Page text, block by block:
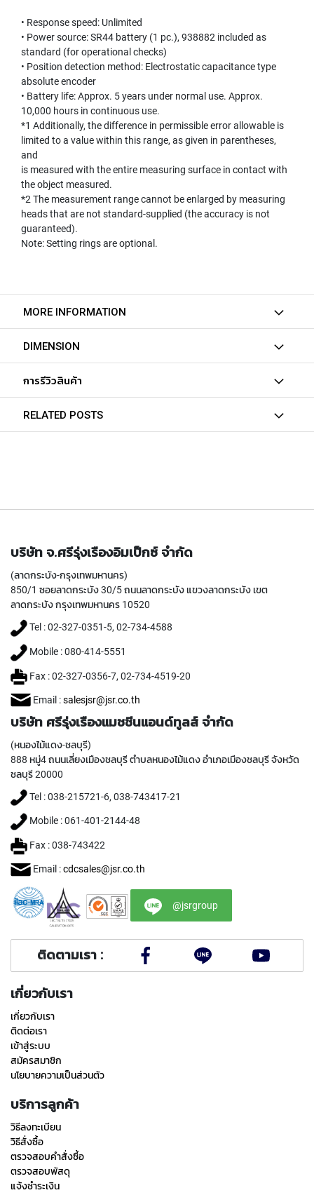
)
A
M
A
W
A
H
N
D
T
A
P
S
W
A
R
B
D
E
A
A
R
O
L
A
S
Y
A
M
A
A
S
E
C
A
L
T
R
E
A
T
P
S
S
I
M
L
I
N
S
P
E
• Response speed: Unlimited
• Power source: SR44 battery (1 pc.), 938882 included as
standard (for operational checks)
• Position detection method: Electrostatic capacitance type
absolute encoder
• Battery life: Approx. 5 years under normal use. Approx.
10,000 hours in continuous use.
*1 Additionally, the difference in permissible error allowable is
limited to a value within this range, as given in parentheses,
and
is measured with the entire measuring surface in contact with
the object measured.
*2 The measurement range cannot be enlarged by measuring
heads that are not standard-supplied (the accuracy is not
guaranteed).
Note: Setting rings are optional.
MORE INFORMATION
DIMENSION
การรีวิวสินค้า
RELATED POSTS
บริษัท จ.ศรีรุ่งเรืองอิมเป็กซ์ จำกัด
(ลาดกระบัง-กรุงเทพมหานคร)
850/1 ซอยลาดกระบัง 30/5 ถนนลาดกระบัง แขวงลาดกระบัง เขต
ลาดกระบัง กรุงเทพมหานคร 10520
Tel : 02-327-0351-5, 02-734-4588
Mobile : 080-414-5551
Fax : 02-327-0356-7, 02-734-4519-20
Email :salesjsr@jsr.co.th
บริษัท ศรีรุ่งเรืองแมชชีนแอนด์ทูลส์ จำกัด
(หนองไม้แดง-ชลบุรี)
888 หมู่4 ถนนเลี่ยงเมืองชลบุรี ตำบลหนองไม้แดง อำเภอเมืองชลบุรี จังหวัด
ชลบุรี 20000
Tel : 038-215721-6, 038-743417-21
Mobile : 061-401-2144-48
Fax : 038-743422
Email :cdcsales@jsr.co.th
@jsrgroup
ติดตามเรา :
เกี่ยวกับเรา
เกี่ยวกับเรา
ติดต่อเรา
เข้าสู่ระบบ
สมัครสมาชิก
นโยบายความเป็นส่วนตัว
บริการลูกค้า
วิธีลงทะเบียน
วิธีสั่งซื้อ
ตรวจสอบคำสั่งซื้อ
ตรวจสอบพัสดุ
แจ้งชำระเงิน